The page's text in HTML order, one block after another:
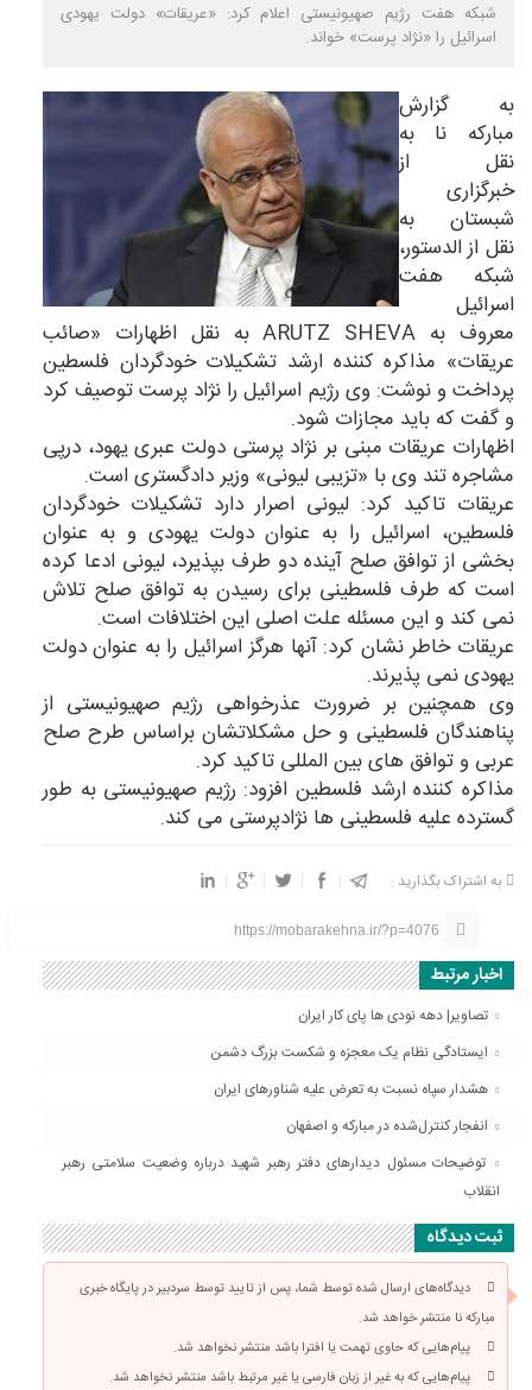
شبکه هفت رژیم صهیونیستی اعلام کرد: «عریقات» دولت یهودی
اسرائیل را «نژاد پرست» خواند.
به گزارش
مبارکه نا به
نقل از
خبرگزاری
شبستان به
نقل از الدستور،
شبکه هفت
اسرائیل
معروف به ARUTZ SHEVA به نقل اظهارات «صائب
عریقات» مذاکره کننده ارشد تشکیلات خودگردان فلسطین
پرداخت و نوشت: وی رژیم اسرائیل را نژاد پرست توصیف کرد
و گفت که باید مجازات شود.
اظهارات عریقات مبنی بر نژاد پرستی دولت عبری یهود، درپی
مشاجره تند وی با «تزیبی لیونی» وزیر دادگستری است.
عریقات تاکید کرد: لیونی اصرار دارد تشکیلات خودگردان
فلسطین، اسرائیل را به عنوان دولت یهودی و به عنوان
بخشی از توافق صلح آینده دو طرف بپذیرد، لیونی ادعا کرده
است که طرف فلسطینی برای رسیدن به توافق صلح تلاش
نمی کند و این مسئله علت اصلی این اختلافات است.
عریقات خاطر نشان کرد: آنها هرگز اسرائیل را به عنوان دولت
یهودی نمی پذیرند.
وی همچنین بر ضرورت عذرخواهی رژیم صهیونیستی از
پناهندگان فلسطینی و حل مشکلاتشان براساس طرح صلح
عربی و توافق های بین المللی تاکید کرد.
مذاکره کننده ارشد فلسطین افزود: رژیم صهیونیستی به طور
گسترده علیه فلسطینی ها نژادپرستی می کند.
به اشتراک بگذارید :
https://mobarakehna.ir/?p=4076
اخبار مرتبط
تصاویر| دهه نودی ها پای کار ایران
ایستادگی نظام یک معجزه و شکست بزرگ دشمن
هشدار سپاه نسبت به تعرض علیه شناورهای ایران
انفجار کنترل‌شده در مبارکه و اصفهان
توضیحات مسئول دیدارهای دفتر رهبر شهید درباره وضعیت سلامتی رهبر
انقلاب
ثبت دیدگاه
دیدگاه‌های ارسال شده توسط شما، پس از تایید توسط سردبیر در پایگاه خبری
مبارکه نا منتشر خواهد شد.
پیام‌هایی که حاوی تهمت یا افترا باشد منتشر نخواهد شد.
پیام‌هایی که به غیر از زبان فارسی یا غیر مرتبط باشد منتشر نخواهد شد.